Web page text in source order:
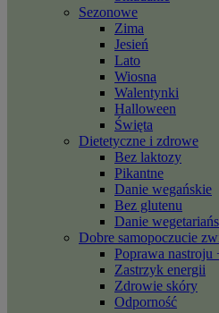
Sezonowe
Zima
Jesień
Lato
Wiosna
Walentynki
Halloween
Święta
Dietetyczne i zdrowe
Bez laktozy
Pikantne
Danie wegańskie
Bez glutenu
Danie
Dobre samopoczucie
Poprawa nastroju
Zastrzyk energii
Zdrowie skóry
Odporność